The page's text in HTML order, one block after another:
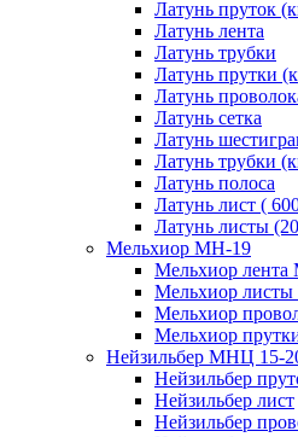
Латунь пруток
Латунь лента
Латунь трубки
Латунь прутки
Латунь
Латунь сетка
Латунь
Латунь трубки
Латунь полоса
Латунь лист (
Латунь листы
Мельхиор МН-19
Мельхиор
Мельхиор
Мельхиор
Мельхиор
Нейзильбер МНЦ 15-
Нейзильбер
Нейзильбер лист
Нейзильбер